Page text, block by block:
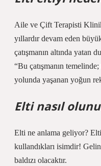
Aile ve Çift Terapisti
yıllardır devam eden
çatışmanın altında yatan
“Bu çatışmanın
yolunda yaşanan yoğun
Elti nasıl
Elti ne anlama geliyor?
kullandıkları isimdir!
baldızı olacaktır.